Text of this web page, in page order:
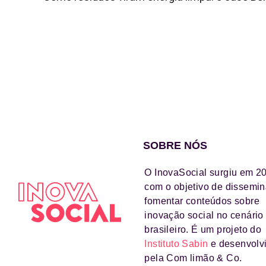
SOBRE NÓS
O InovaSocial surgiu em
com o objetivo de
fomentar conteúdos sobre
inovação social no cenário
brasileiro. É um projeto do
Instituto Sabin e
pela Com limão & Co.